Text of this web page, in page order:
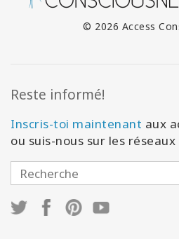
© 2026 Access
Reste informé!
Inscris-toi maintenant aux
ou suis-nous sur les réseaux